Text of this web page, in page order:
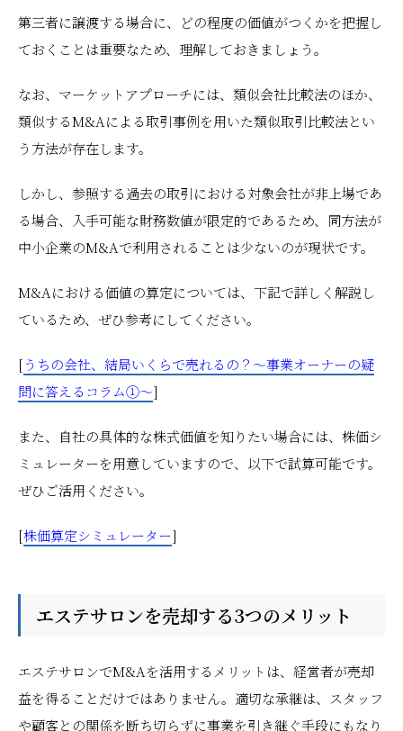
第三者に譲渡する場合に、どの程度の価値がつくかを把握し
ておくことは重要なため、理解しておきましょう。
なお、マーケットアプローチには、類似会社比較法のほか、
類似するM&Aによる取引事例を用いた類似取引比較法とい
う方法が存在します。
しかし、参照する過去の取引における対象会社が非上場であ
る場合、入手可能な財務数値が限定的であるため、同方法が
中小企業のM&Aで利用されることは少ないのが現状です。
M&Aにおける価値の算定については、下記で詳しく解説し
ているため、ぜひ参考にしてください。
[うちの会社、結局いくらで売れるの？～事業オーナーの疑
問に答えるコラム①～]
また、自社の具体的な株式価値を知りたい場合には、株価シ
ミュレーターを用意していますので、以下で試算可能です。
ぜひご活用ください。
[株価算定シミュレーター]
エステサロンを売却する3つのメリット
エステサロンでM&Aを活用するメリットは、経営者が売却
益を得ることだけではありません。適切な承継は、スタッフ
や顧客との関係を断ち切らずに事業を引き継ぐ手段にもなり